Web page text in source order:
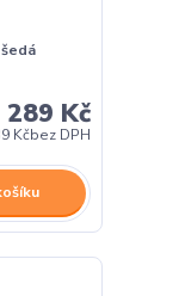
289 Kč
Kčbez DPH